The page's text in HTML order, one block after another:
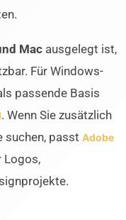
Mac ausgelegt ist,
Für Windows-
passende Basis
. Wenn Sie zusätzlich
suchen, passt Adobe
Logos,